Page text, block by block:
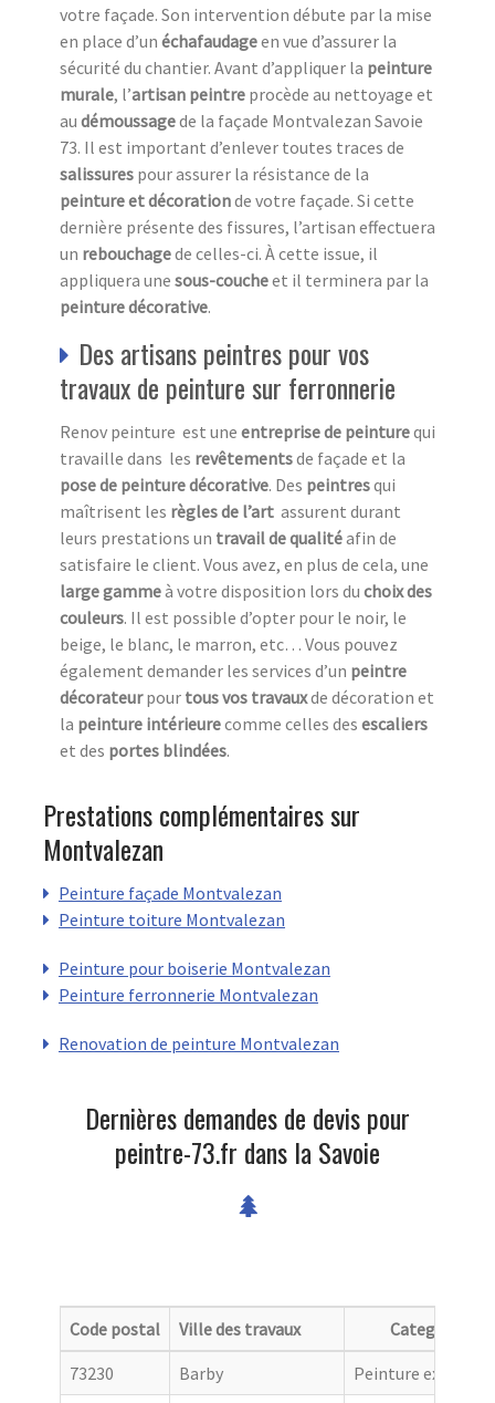
votre façade. Son intervention débute par la mise
en place d’un échafaudageen vue d’assurer la
sécurité du chantier. Avant d’appliquer la peinture
murale, l’artisan peintre procède au nettoyage et
au démoussagede la façade Montvalezan Savoie
73. Il est important d’enlever toutes traces de
salissures pour assurer la résistance de la
peinture et décorationde votre façade. Si cette
dernière présente des fissures, l’artisan effectuera
un rebouchagede celles-ci. À cette issue, il
appliquera une sous-coucheet il terminera par la
peinture décorative.
Des artisans peintres pour vos
travaux de peinture sur ferronnerie
Renov peinture est une entreprise de peinturequi
travaille dans les revêtementsde façade et la
pose de peinture décorative. Des peintresqui
maîtrisent les règles de l’art assurent durant
leurs prestations un travail de qualitéafin de
satisfaire le client. Vous avez, en plus de cela, une
large gammeà votre disposition lors du choix des
couleurs. Il est possible d’opter pour le noir, le
beige, le blanc, le marron, etc… Vous pouvez
également demander les services d’un peintre
décorateurpour tous vos travauxde décoration et
la peinture intérieurecomme celles des escaliers
et des portes blindées.
Prestations complémentaires sur
Montvalezan
Peinture façade Montvalezan
Peinture toiture Montvalezan
Peinture pour boiserie Montvalezan
Peinture ferronnerie Montvalezan
Renovation de peinture Montvalezan
Dernières demandes de devis pour
peintre-73.fr dans la Savoie
Code postal Ville des travaux
Categorie
73230
Barby
Peinture